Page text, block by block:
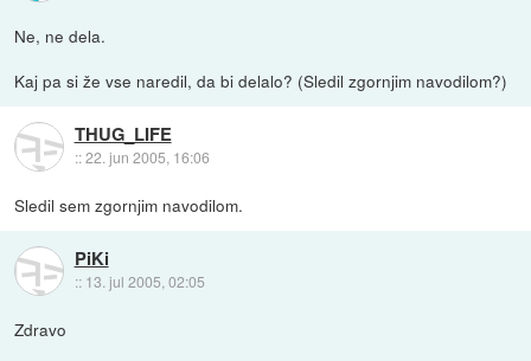
Ne, ne dela.
Kaj pa si že vse naredil, da bi delalo? (Sledil zgornjim navodilom?)
THUG_LIFE
::22. jun 2005, 16:06
Sledil sem zgornjim navodilom.
PiKi
:: 13. jul 2005, 02:05
Zdravo